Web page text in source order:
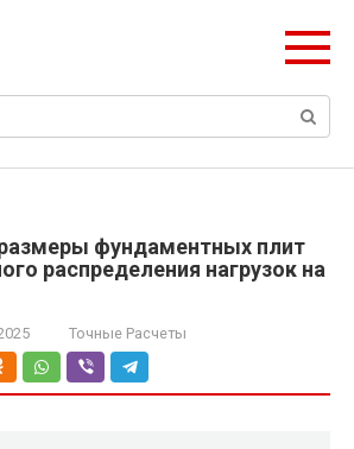
фундаментных плит
распределения нагрузок на
Точные Расчеты